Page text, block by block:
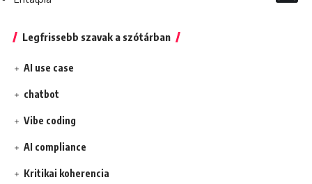
Legfrissebb szavak a szótárban
AI use case
chatbot
Vibe coding
AI compliance
Kritikai koherencia